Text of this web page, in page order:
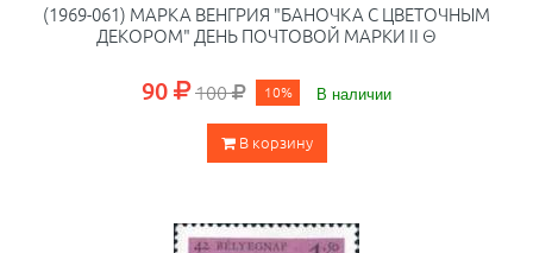
(1969-061) МАРКА ВЕНГРИЯ "БАНОЧКА С ЦВЕТОЧНЫМ
ДЕКОРОМ" ДЕНЬ ПОЧТОВОЙ МАРКИ II Θ
90 100 10% В наличии
В корзину